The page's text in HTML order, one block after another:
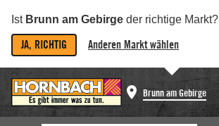
Ist Brunn am Gebirge der richtige Markt?
JA, RICHTIG Anderen Markt wählen
Brunn am Gebirge